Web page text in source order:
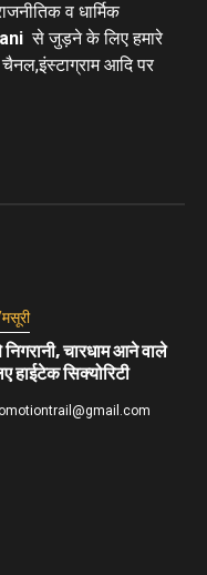
व धार्मिक
से जुड़ने के लिए हमारे
आदि पर
चारधाम आने वाले
हाईटेक सिक्योरिटी